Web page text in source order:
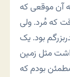
آن موقعی که
که مُرد. ولی
بود. یک
مثل زمین
بودم که